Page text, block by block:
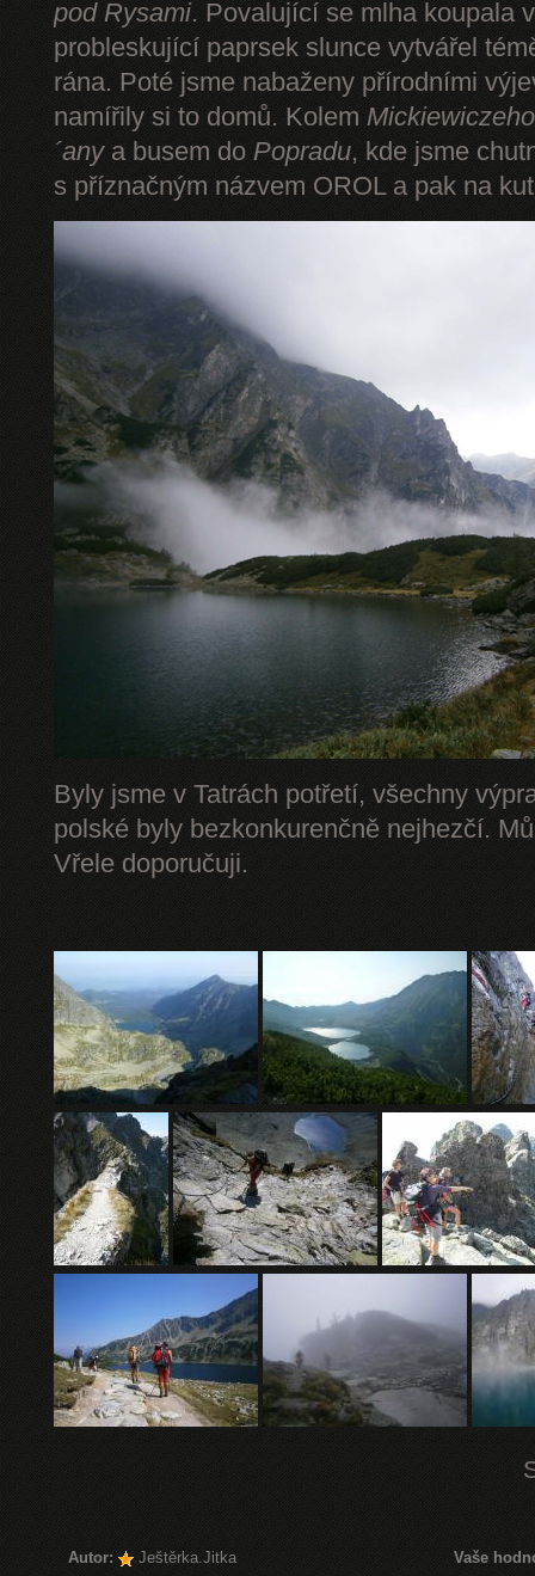
pod Rysami. Povalující se mlha koupala
probleskující paprsek slunce vytvářel
rána. Poté jsme nabaženy přírodními
namířily si to domů. Kolem
´anya busem do Popradu, kde jsme
s příznačným názvem OROL a pak na
Byly jsme v Tatrách potřetí, všechny
polské byly bezkonkurenčně nejhezčí.
Vřele doporučuji.
Autor:
Ještěrka.Jitka
Vaše